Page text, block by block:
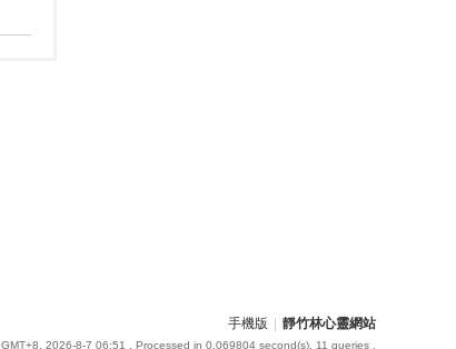
手機版 靜竹林心靈網站
GMT+8, 2026-8-7 06:51 , Processed in 0.069804 second(s), 11 queries .